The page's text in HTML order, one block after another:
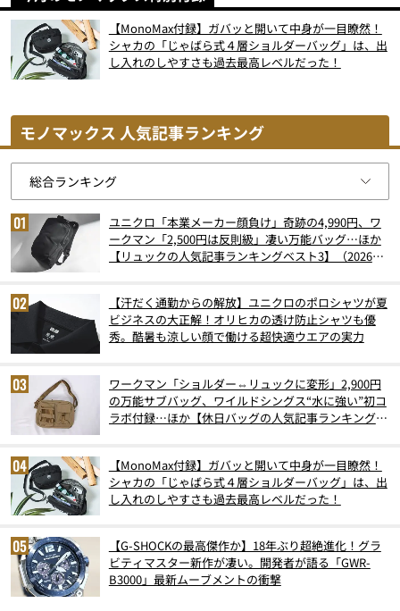
【MonoMax付録】ガバッと開いて中身が一目瞭然！
シャカの「じゃばら式４層ショルダーバッグ」は、出
し入れのしやすさも過去最高レベルだった！
モノマックス 人気記事ランキング
ユニクロ「本業メーカー顔負け」奇跡の4,990円、ワ
ークマン「2,500円は反則級」凄い万能バッグ…ほか
【リュックの人気記事ランキングベスト3】（2026年
【汗だく通勤からの解放】ユニクロのポロシャツが夏
ビジネスの大正解！オリヒカの透け防止シャツも優
秀。酷暑も涼しい顔で働ける超快適ウエアの実力
ワークマン「ショルダー⇔リュックに変形」2,900円
の万能サブバッグ、ワイルドシングス“水に強い”初コ
ラボ付録…ほか【休日バッグの人気記事ランキングベ
【MonoMax付録】ガバッと開いて中身が一目瞭然！
シャカの「じゃばら式４層ショルダーバッグ」は、出
し入れのしやすさも過去最高レベルだった！
【G-SHOCKの最高傑作か】18年ぶり超絶進化！グラ
ビティマスター新作が凄い。開発者が語る「GWR-
B3000」最新ムーブメントの衝撃